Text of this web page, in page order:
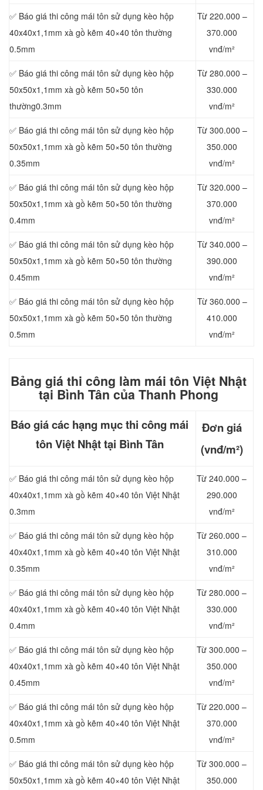
✅ Báo giá thi công mái tôn sử dụng kèo hộp
40x40x1,1mm xà gồ kẽm 40×40 tôn thường
0.5mm
Từ 220.000 –
370.000
vnđ/m²
✅ Báo giá thi công mái tôn sử dụng kèo hộp
50x50x1,1mm xà gồ kẽm 50×50 tôn
thường0.3mm
Từ 280.000 –
330.000
vnđ/m²
✅ Báo giá thi công mái tôn sử dụng kèo hộp
50x50x1,1mm xà gồ kẽm 50×50 tôn thường
0.35mm
Từ 300.000 –
350.000
vnđ/m²
✅ Báo giá thi công mái tôn sử dụng kèo hộp
50x50x1,1mm xà gồ kẽm 50×50 tôn thường
0.4mm
Từ 320.000 –
370.000
vnđ/m²
✅ Báo giá thi công mái tôn sử dụng kèo hộp
50x50x1,1mm xà gồ kẽm 50×50 tôn thường
0.45mm
Từ 340.000 –
390.000
vnđ/m²
✅ Báo giá thi công mái tôn sử dụng kèo hộp
50x50x1,1mm xà gồ kẽm 50×50 tôn thường
0.5mm
Từ 360.000 –
410.000
vnđ/m²
Bảng giá thi công làm mái tôn Việt Nhật
tại Bình Tân của Thanh Phong
Báo giá các hạng mục thi công mái
tôn Việt Nhật tại Bình Tân
Đơn giá
(vnđ/m²)
✅ Báo giá thi công mái tôn sử dụng kèo hộp
40x40x1,1mm xà gồ kẽm 40×40 tôn Việt Nhật
0.3mm
Từ 240.000 –
290.000
vnđ/m²
✅ Báo giá thi công mái tôn sử dụng kèo hộp
40x40x1,1mm xà gồ kẽm 40×40 tôn Việt Nhật
0.35mm
Từ 260.000 –
310.000
vnđ/m²
✅ Báo giá thi công mái tôn sử dụng kèo hộp
40x40x1,1mm xà gồ kẽm 40×40 tôn Việt Nhật
0.4mm
Từ 280.000 –
330.000
vnđ/m²
✅ Báo giá thi công mái tôn sử dụng kèo hộp
40x40x1,1mm xà gồ kẽm 40×40 tôn Việt Nhật
0.45mm
Từ 300.000 –
350.000
vnđ/m²
✅ Báo giá thi công mái tôn sử dụng kèo hộp
40x40x1,1mm xà gồ kẽm 40×40 tôn Việt Nhật
0.5mm
Từ 220.000 –
370.000
vnđ/m²
✅ Báo giá thi công mái tôn sử dụng kèo hộp
50x50x1,1mm xà gồ kẽm 40×40 tôn Việt Nhật
Từ 300.000 –
350.000